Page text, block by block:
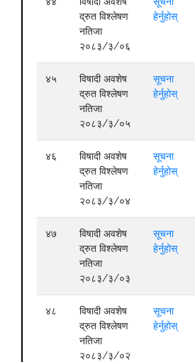
द्रुत विश्लेषण
नतिजा
२०८३/३/०६
हेर्नुहोस्
४५
विषादी अवशेष
द्रुत विश्लेषण
नतिजा
२०८३/३/०५
सूचना
हेर्नुहोस्
४६
विषादी अवशेष
द्रुत विश्लेषण
नतिजा
२०८३/३/०४
सूचना
हेर्नुहोस्
४७
विषादी अवशेष
द्रुत विश्लेषण
नतिजा
२०८३/३/०३
सूचना
हेर्नुहोस्
४८
विषादी अवशेष
द्रुत विश्लेषण
नतिजा
२०८३/३/०२
सूचना
हेर्नुहोस्